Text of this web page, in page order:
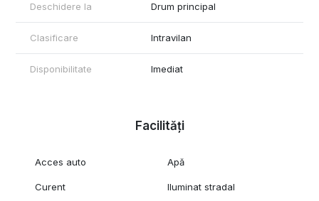
Deschidere la Drum principal
Clasificare Intravilan
Disponibilitate Imediat
Facilități
Acces auto Apă
Curent Iluminat stradal